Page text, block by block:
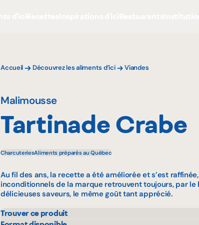
Accueil Découvrez les aliments d’ici Viandes
Malimousse
Tartinade Crabe
CharcuteriesAliments préparés au Québec
Au fil des ans, la recette a été améliorée et s’est
inconditionnels de la marque retrouvent toujours, par le
délicieuses saveurs, le même goût tant apprécié.
Trouver ce produit